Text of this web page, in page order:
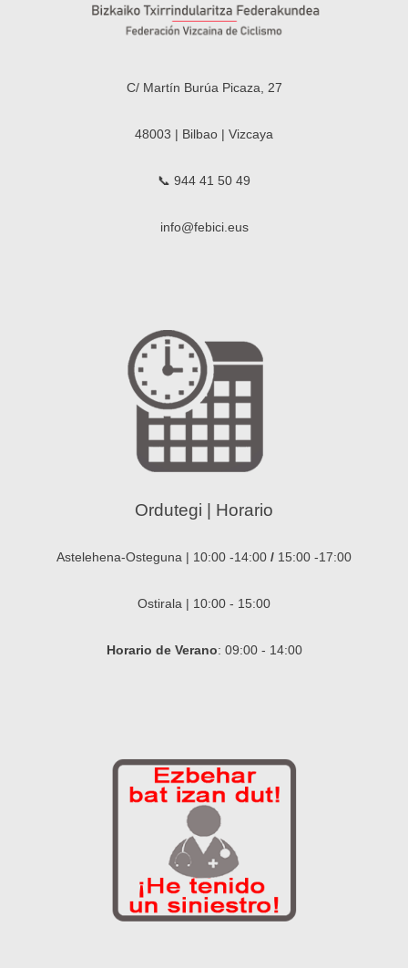
C/ Martín Burúa Picaza, 27
48003 | Bilbao | Vizcaya
📞 944 41 50 49
info@febici.eus
Ordutegi | Horario
Astelehena-Osteguna | 10:00 -14:00 / 15:00 -17:00
Ostirala | 10:00 - 15:00
Horario de Verano: 09:00 - 14:00